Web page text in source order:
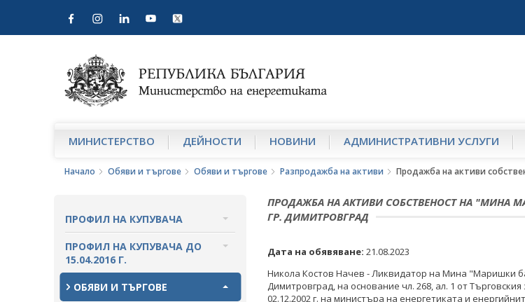
МИНИСТЕРСТВО ДЕЙНОСТИ НОВИНИ АДМИНИСТРАТИВНИ УСЛУГИ
Начало Обяви и търгове Обяви и търгове Разпродажба на активи Продажба на активи
ПРОФИЛ НА КУПУВАЧА
ВЪТРЕШНИ ПРАВИЛА И
ДОКУМЕНТИ
ПРОЦЕДУРИ
ПРОФИЛ НА КУПУВАЧА ДО
15.04.2016 Г.
ВЪТРЕШНИ ПРАВИЛА И
ДОКУМЕНТИ
ОБЯВИ И ТЪРГОВЕ
ПРОДАЖБА НА АКТИВИ СОБСТВЕНОСТ НА "МИНА
ГР. ДИМИТРОВГРАД
Дата на обявяване: 21.08.2023
Никола Костов Начев - Ликвидатор на Мина "Маришки
Димитровград, на основание чл. 268, ал. 1 от
02.12.2002 г. на министъра на енергетиката и